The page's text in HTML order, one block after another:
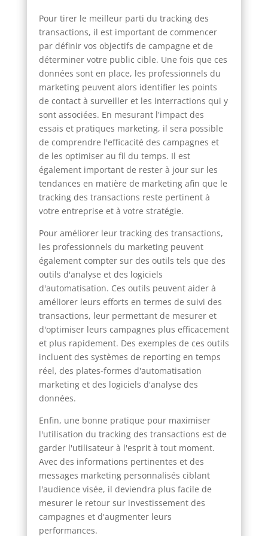
Pour tirer le meilleur parti du tracking des
transactions, il est important de commencer
par définir vos objectifs de campagne et de
déterminer votre public cible. Une fois que ces
données sont en place, les professionnels du
marketing peuvent alors identifier les points
de contact à surveiller et les interractions qui y
sont associées. En mesurant l'impact des
essais et pratiques marketing, il sera possible
de comprendre l'efficacité des campagnes et
de les optimiser au fil du temps. Il est
également important de rester à jour sur les
tendances en matière de marketing afin que le
tracking des transactions reste pertinent à
votre entreprise et à votre stratégie.
Pour améliorer leur tracking des transactions,
les professionnels du marketing peuvent
également compter sur des outils tels que des
outils d'analyse et des logiciels
d'automatisation. Ces outils peuvent aider à
améliorer leurs efforts en termes de suivi des
transactions, leur permettant de mesurer et
d'optimiser leurs campagnes plus efficacement
et plus rapidement. Des exemples de ces outils
incluent des systèmes de reporting en temps
réel, des plates-formes d'automatisation
marketing et des logiciels d'analyse des
données.
Enfin, une bonne pratique pour maximiser
l'utilisation du tracking des transactions est de
garder l'utilisateur à l'esprit à tout moment.
Avec des informations pertinentes et des
messages marketing personnalisés ciblant
l'audience visée, il deviendra plus facile de
mesurer le retour sur investissement des
campagnes et d'augmenter leurs
performances.